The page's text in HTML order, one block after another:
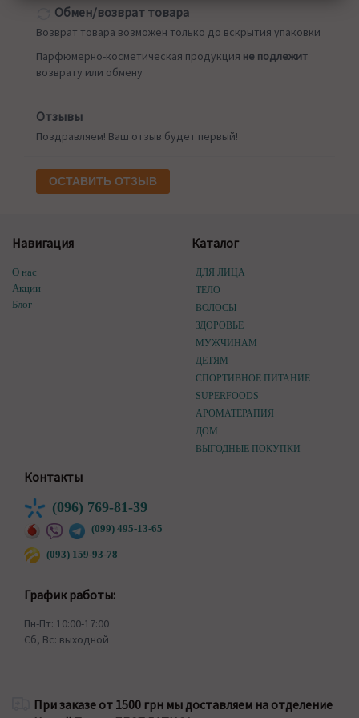
Обмен/возврат товара
Возврат товара возможен только до вскрытия упаковки
Парфюмерно-косметическая продукция не подлежит
возврату или обмену
Отзывы
Поздравляем! Ваш отзыв будет первый!
ОСТАВИТЬ ОТЗЫВ
Навигация
О нас
Акции
Блог
Каталог
ДЛЯ ЛИЦА
ТЕЛО
ВОЛОСЫ
ЗДОРОВЬЕ
МУЖЧИНАМ
ДЕТЯМ
СПОРТИВНОЕ ПИТАНИЕ
SUPERFOODS
АРОМАТЕРАПИЯ
ДОМ
ВЫГОДНЫЕ ПОКУПКИ
Контакты
(096) 769-81-39
(099) 495-13-65
(093) 159-93-78
График работы:
Пн-Пт: 10:00-17:00
Сб, Вс: выходной
При заказе от 1500 грн мы доставляем на отделение